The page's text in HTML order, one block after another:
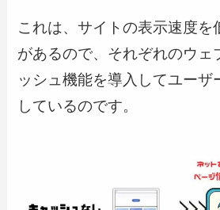
これは、サイトの表示速度を
があるので、それぞれのウェ
ッシュ機能を導入してユーザ
しているのです。